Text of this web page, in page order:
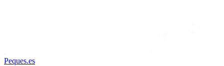
Peques.es